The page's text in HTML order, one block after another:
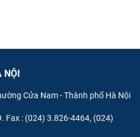
Cửa Nam - Thành phố Hà Nội
Fax : (024) 3.826-4464, (024)